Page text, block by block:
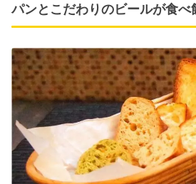
パンとこだわりのビールが食べ